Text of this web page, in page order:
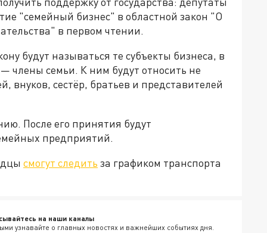
"семейный бизнес" в областной закон "О
в первом чтении.
будут называться те субъекты бизнеса, в
члены семьи. К ним будут относить не
внуков, сестёр, братьев и представителей
После его принятия будут
предприятий.
смогут следить за графиком транспорта
на наши каналы
узнавайте о главных новостях и важнейших событиях дня.